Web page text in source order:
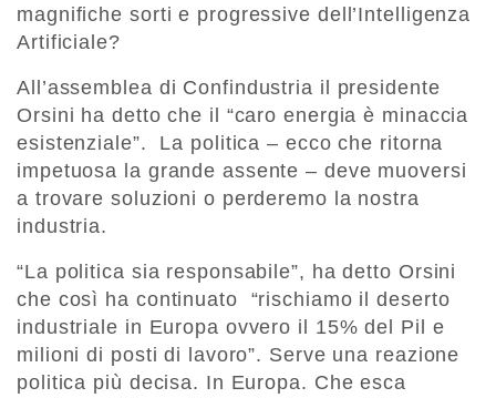
magnifiche sorti e progressive dell’Intelligenza
Artificiale?
All’assemblea di Confindustria il presidente
Orsini ha detto che il “caro energia è minaccia
esistenziale”. La politica – ecco che ritorna
impetuosa la grande assente – deve muoversi
a trovare soluzioni o perderemo la nostra
industria.
“La politica sia responsabile”, ha detto Orsini
che così ha continuato “rischiamo il deserto
industriale in Europa ovvero il 15% del Pil e
milioni di posti di lavoro”. Serve una reazione
politica più decisa. In Europa. Che esca